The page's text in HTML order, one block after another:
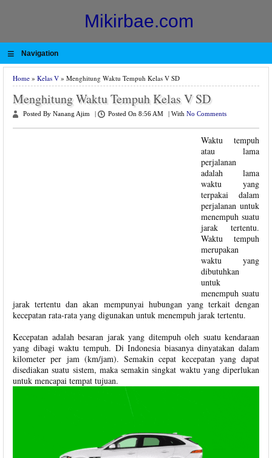
Mikirbae.com
≡ Navigation
Home » Kelas V » Menghitung Waktu Tempuh Kelas V SD
Menghitung Waktu Tempuh Kelas V SD
Posted By Nanang Ajim Posted On 8:56 AM With No Comments
Waktu tempuh
atau lama
perjalanan
adalah lama
waktu yang
terpakai dalam
perjalanan untuk
menempuh suatu
jarak tertentu.
Waktu tempuh
merupakan
waktu yang
dibutuhkan
untuk
menempuh suatu
jarak tertentu dan akan mempunyai hubungan yang terkait dengan
kecepatan rata-rata yang digunakan untuk menempuh jarak tertentu.
Kecepatan adalah besaran jarak yang ditempuh oleh suatu kendaraan
yang dibagi waktu tempuh. Di Indonesia biasanya dinyatakan dalam
kilometer per jam (km/jam). Semakin cepat kecepatan yang dapat
disediakan suatu sistem, maka semakin singkat waktu yang diperlukan
untuk mencapai tempat tujuan.